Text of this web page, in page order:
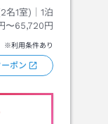
2名1室)｜ 1泊
〜65,720円
※利用条件あり
ポン